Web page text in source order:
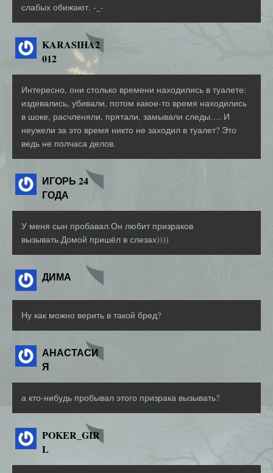
слабых обижают. -_-
KARASIHA2
012
Интересно, они столько времени находились в туалете:
издевались, убивали, потом какое-то время находились
в шоке, расчленяли, прятали, замывали следы…. И
неужели за это время никто не заходил в туалет? Это
ведь не полчаса делов.
ИГОРЬ 24
ГОДА
У меня сын пробавал.Он любит призраков
вызывать.Домой пришёл в слезах))))
ДИМА
Ну как можно верить в такой бред?
АНАСТАСИ
Я
а кто-нибудь пробывал этого призрака вызывать?
POKER_GIR
L